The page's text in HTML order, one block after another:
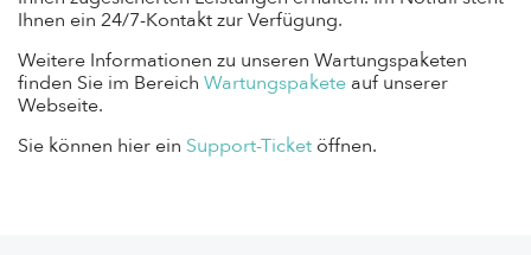
Ihnen ein 24/7-Kontakt zur Verfügung.
Weitere Informationen zu unseren Wartungspaketen
finden Sie im Bereich Wartungspakete auf unserer
Webseite.
Sie können hier ein Support-Ticket öffnen.